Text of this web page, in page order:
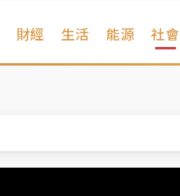
財經 生活 能源 社會
光
出延長至晚上7時